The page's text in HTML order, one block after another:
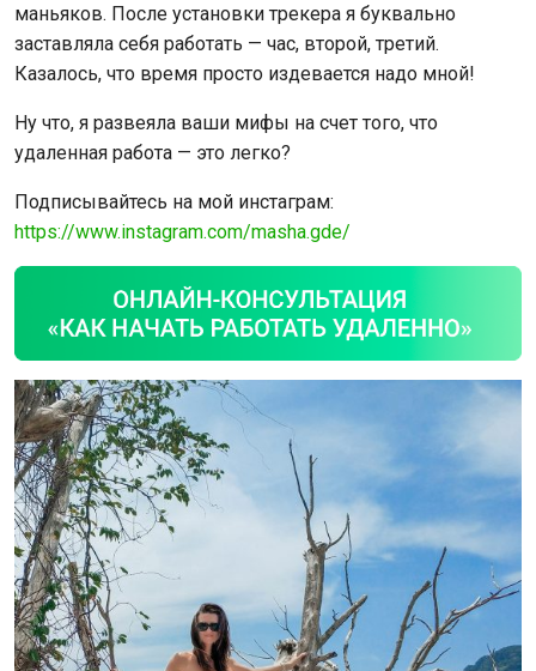
маньяков. После установки трекера я буквально
заставляла себя работать — час, второй, третий.
Казалось, что время просто издевается надо мной!
Ну что, я развеяла ваши мифы на счет того, что
удаленная работа — это легко?
Подписывайтесь на мой инстаграм:
https://www.instagram.com/masha.gde/